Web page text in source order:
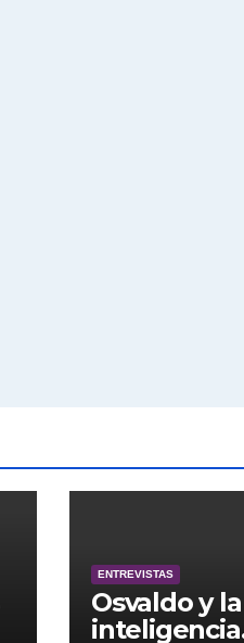
ENTREVISTAS
Osvaldo y la
inteligencia